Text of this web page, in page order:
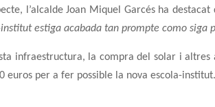
l’alcalde Joan Miquel Garcés ha destacat
estiga acabada tan prompte como siga
infraestructura, la compra del solar i altres
euros per a fer possible la nova escola-institut.